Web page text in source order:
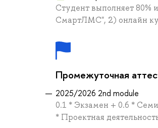
Студент выполняет 80%
СмартЛМС", 2) онлайн
Промежуточная
2025/2026 2nd module
0.1 * Экзамен + 0.6 *
* Проектная